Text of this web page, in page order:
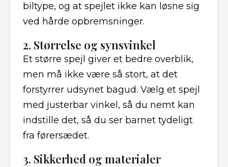
biltype, og at spejlet ikke kan løsne sig
ved hårde opbremsninger.
2. Størrelse og synsvinkel
Et større spejl giver et bedre overblik,
men må ikke være så stort, at det
forstyrrer udsynet bagud. Vælg et spejl
med justerbar vinkel, så du nemt kan
indstille det, så du ser barnet tydeligt
fra førersædet.
3. Sikkerhed og materialer